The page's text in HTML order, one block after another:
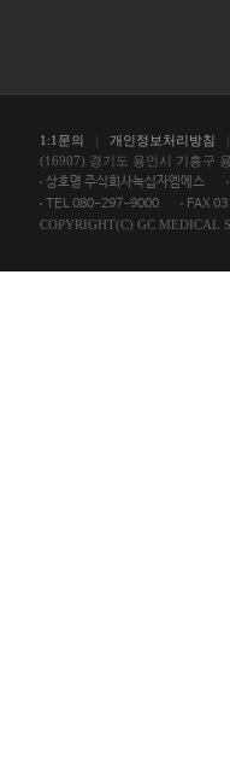
1:1문의
개인정보처리방침
(16907) 경기도 용인시 기흥구
상호명 주식회사녹십자엠에스
TEL 080-297-9000
FAX
COPYRIGHT(C) GC MEDICAL